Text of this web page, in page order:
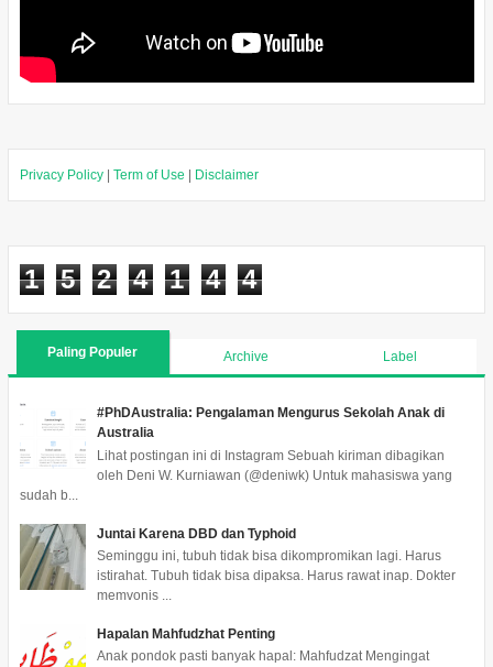
Privacy Policy| Term of Use Disclaimer
1 5 2 4 1 4 4
Paling Populer Archive Label
#PhDAustralia: Pengalaman Mengurus Sekolah Anak di
Australia
Lihat postingan ini di Instagram Sebuah kiriman dibagikan
oleh Deni W. Kurniawan (@deniwk) Untuk mahasiswa yang
sudah b...
Juntai Karena DBD dan Typhoid
Seminggu ini, tubuh tidak bisa dikompromikan lagi. Harus
istirahat. Tubuh tidak bisa dipaksa. Harus rawat inap. Dokter
memvonis ...
Hapalan Mahfudzhat Penting
Anak pondok pasti banyak hapal: Mahfudzat Mengingat